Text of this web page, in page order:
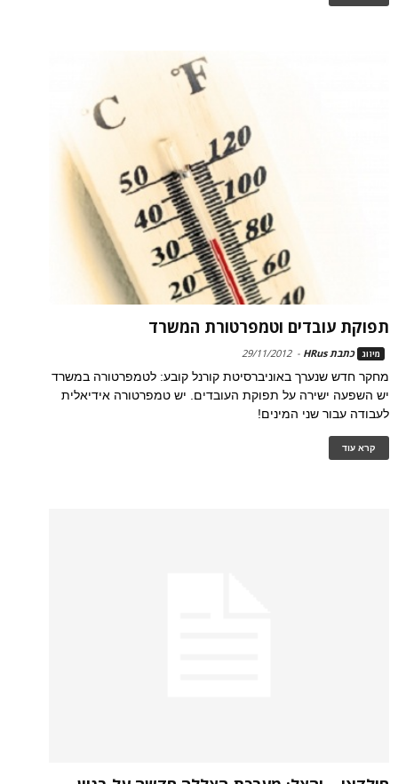
תפוקת עובדים וטמפרטורת המשרד
מיזוג כתבת HRus -
29/11/2012
מחקר חדש שנערך באוניברסיטת קורנל קובע: לטמפרטורה במשרד
יש השפעה ישירה על תפוקת העובדים. יש טמפרטורה אידיאלית
לעבודה עבור שני המינים!
קרא עוד